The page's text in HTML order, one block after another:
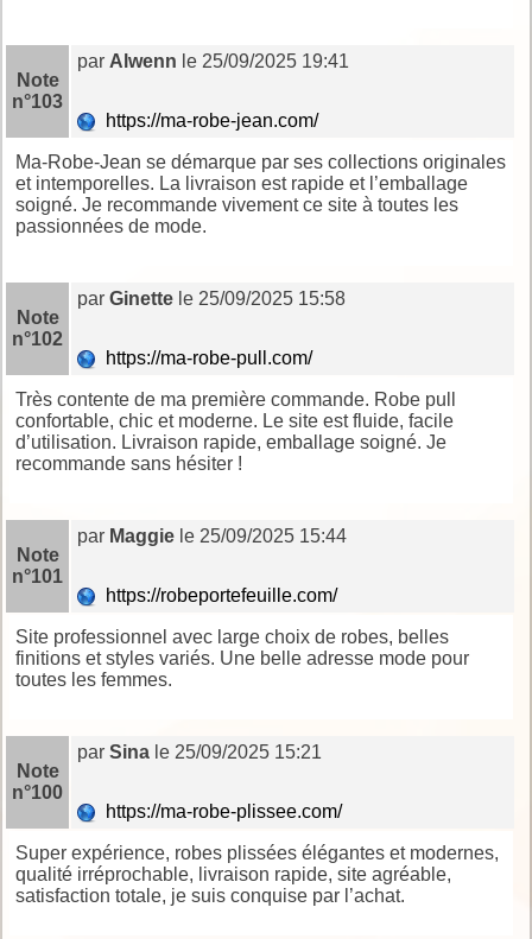
Note
n°103
par Alwenn le 25/09/2025 19:41
https://ma-robe-jean.com/
Ma-Robe-Jean se démarque par ses collections originales
et intemporelles. La livraison est rapide et l’emballage
soigné. Je recommande vivement ce site à toutes les
passionnées de mode.
Note
n°102
parGinette le 25/09/2025 15:58
https://ma-robe-pull.com/
Très contente de ma première commande. Robe pull
confortable, chic et moderne. Le site est fluide, facile
d’utilisation. Livraison rapide, emballage soigné. Je
recommande sans hésiter !
Note
n°101
par Maggie le 25/09/2025 15:44
https://robeportefeuille.com/
Site professionnel avec large choix de robes, belles
finitions et styles variés. Une belle adresse mode pour
toutes les femmes.
Note
n°100
parSina le 25/09/2025 15:21
https://ma-robe-plissee.com/
Super expérience, robes plissées élégantes et modernes,
qualité irréprochable, livraison rapide, site agréable,
satisfaction totale, je suis conquise par l’achat.